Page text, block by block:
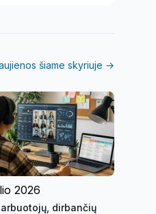
šiame skyriuje →
2026
dirbančių